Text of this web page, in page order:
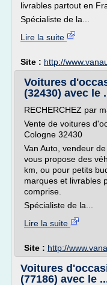
livrables partout en
Spécialiste de la...
Lire la suite
Site : http://
Voitures
(32430) avec le
RECHERCHEZ par
Vente de voitures
Cologne 32430
Van Auto, vendeur
vous propose des
km, ou pour petits
marques et livrables
comprise.
Spécialiste de la...
Lire la suite
Site : http://
Voitures
(77186) avec le